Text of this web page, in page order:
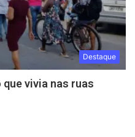
Destaque
vivia nas ruas